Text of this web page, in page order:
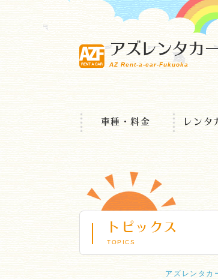
アズレンタカ
AZ Rent-a-car-Fukuoka
車種・料金 レンタ
トピックス
TOPICS
アズレンタカ